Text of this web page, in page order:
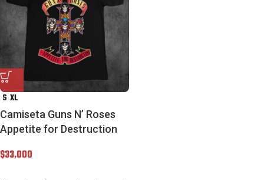
S XL
Camiseta Guns N’ Roses
Appetite for Destruction
$33,000